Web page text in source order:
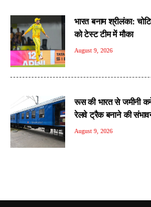
भारत बनाम श्रीलंका:
को टेस्ट टीम में मौका
August 9, 2026
रूस की भारत से जमीनी
रेलवे ट्रैक बनाने की
August 9, 2026